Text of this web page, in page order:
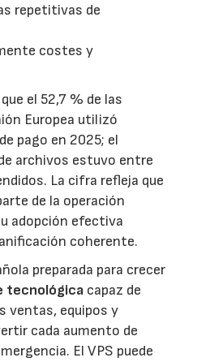
repetitivas de
costes y
el 52,7 % de las
Europea utilizó
pago en 2025; el
archivos estuvo entre
La cifra refleja que
de la operación
adopción efectiva
coherente.
preparada para crecer
tecnológica capaz de
ventas, equipos y
cada aumento de
El VPS puede